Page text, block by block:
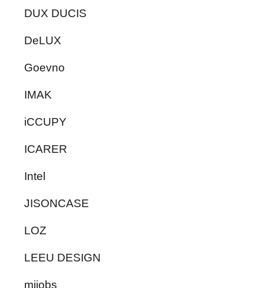
DUX DUCIS
DeLUX
Goevno
IMAK
iCCUPY
ICARER
Intel
JISONCASE
LOZ
LEEU DESIGN
mijobs